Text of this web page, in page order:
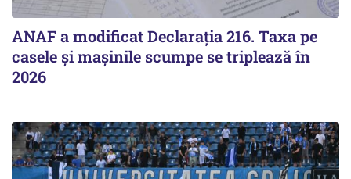
ANAF a modificat Declarația 216. Taxa pe
casele și mașinile scumpe se triplează în
2026